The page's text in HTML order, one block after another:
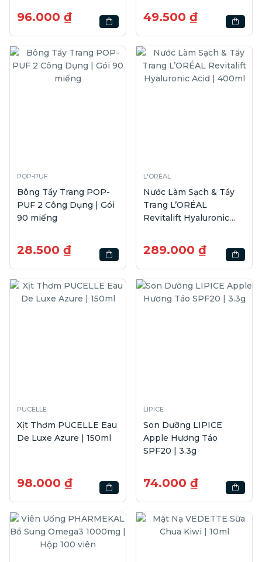
96.000 ₫ 49.500 ₫
POP-PUF
Bông Tẩy Trang POP-
PUF 2 Công Dụng | Gói
90 miếng
28.500 ₫
L'ORÉAL
Nước Làm Sạch & Tẩy
Trang L’ORÉAL
Revitalift Hyaluronic
289.000 ₫
PUCELLE
Xịt Thơm PUCELLE Eau
De Luxe Azure | 150ml
98.000 ₫
LIPICE
Son Dưỡng LIPICE
Apple Hương Táo
SPF20 | 3.3g
74.000 ₫